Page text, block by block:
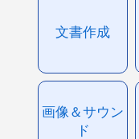
文書作成
画像＆サウン
ド